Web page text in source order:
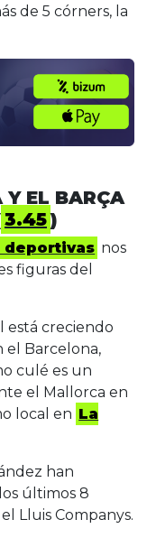
de 5 córners, la
EL BARÇA
3.45)
deportivas nos
figuras del
está creciendo
el Barcelona,
culé es un
el Mallorca en
local en La
han
últimos 8
Lluis Companys.